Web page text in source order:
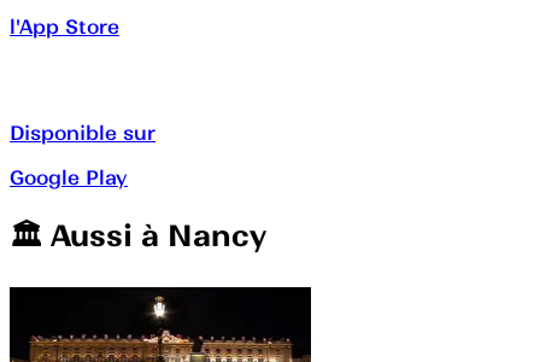
l'App Store
Disponible sur
Google Play
🏛️️ Aussi à Nancy